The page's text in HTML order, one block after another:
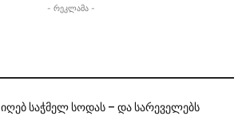
- რეკლამა -
იღებ საჭმელ სოდას – და სარეველებს